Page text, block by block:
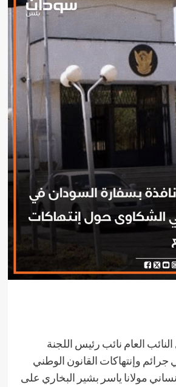
العام نائب رئيس اللجنة
جرائم وإنتهاكات القانون الوطني
مولانا ياسر بشير البخاري على